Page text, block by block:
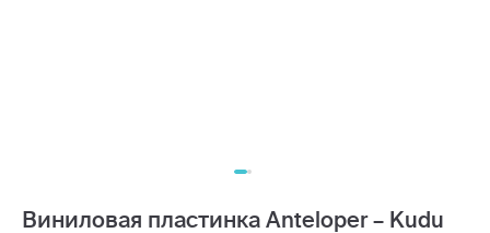
Виниловая пластинка Anteloper – Kudu